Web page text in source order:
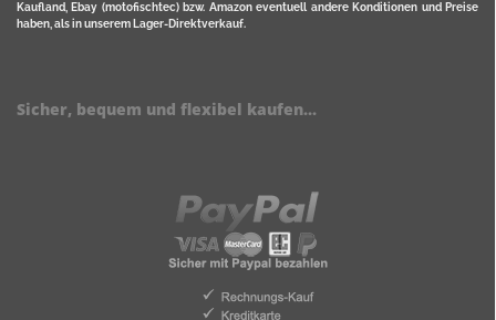
Kaufland, Ebay (motofischtec) bzw. Amazon eventuell andere Konditionen und Preise
haben, als in unserem Lager-Direktverkauf.
Sicher, bequem und flexibel kaufen...